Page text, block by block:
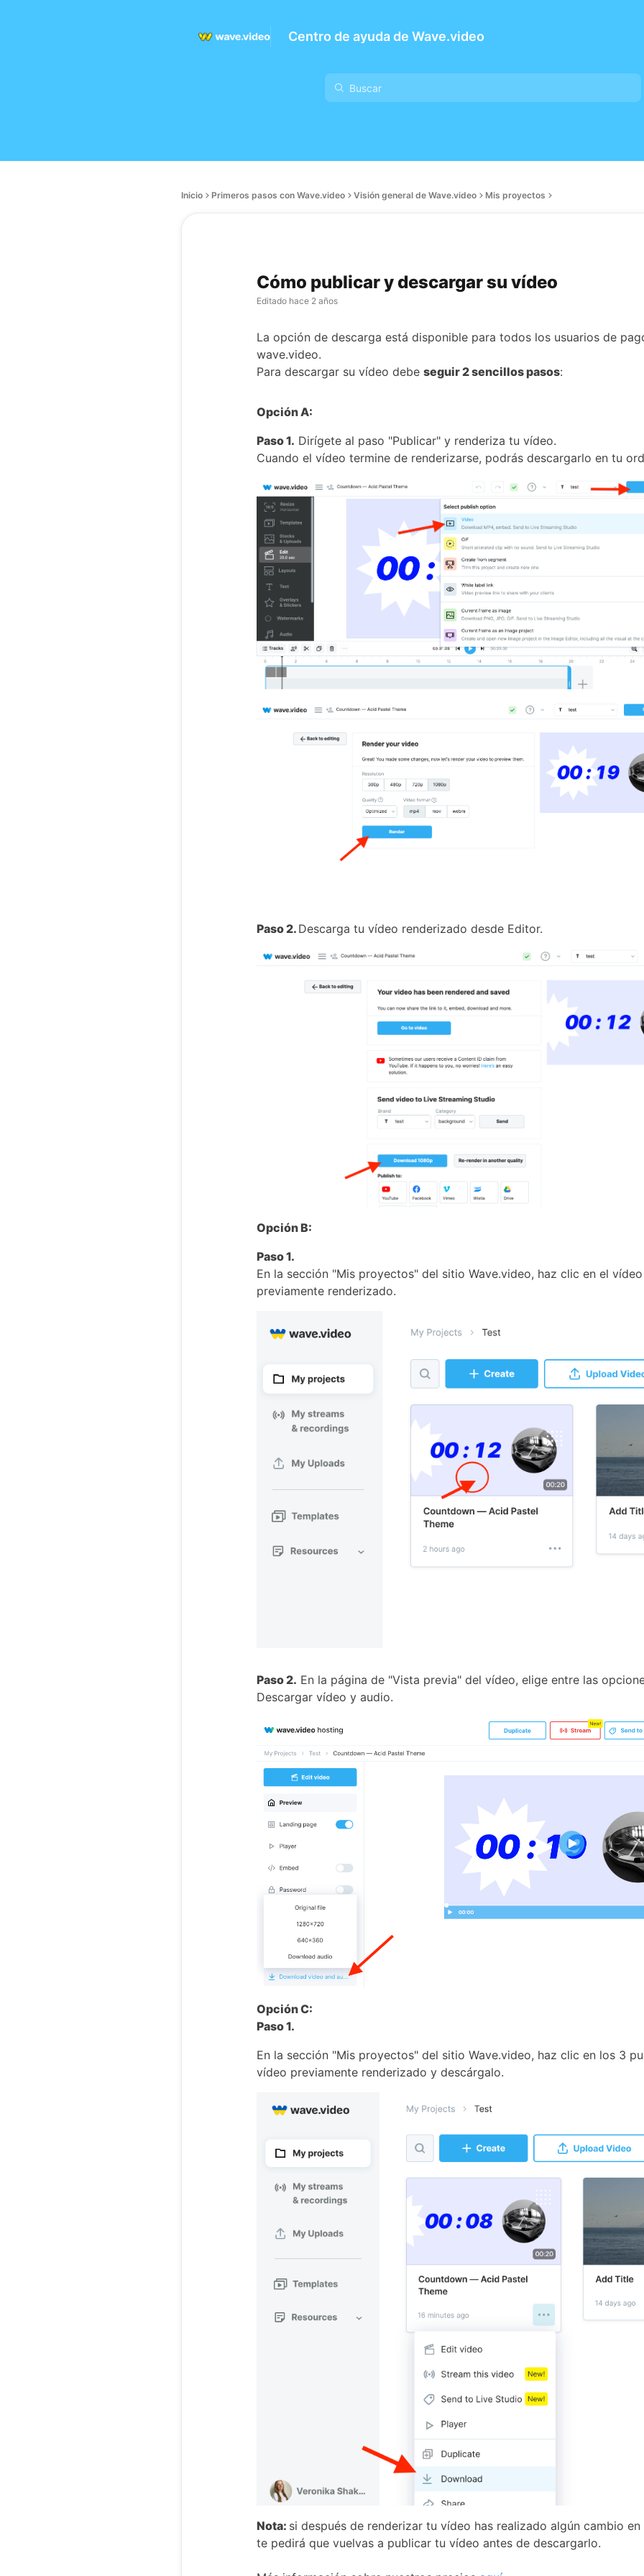
Centro de ayuda de Wave.video
Inicio Primeros pasos con Wave.video Visión general de Wave.video Mis proyectos
Cómo publicar y descargar su vídeo
Editado hace 2 años
La opción de descarga está disponible para todos los usuarios de
wave.video.
Para descargar su vídeo debe seguir 2 sencillos pasos:
Opción A:
Paso 1. Dirígete al paso "Publicar" y renderiza tu vídeo.
Cuando el vídeo termine de renderizarse, podrás descargarlo en tu
Paso 2. Descarga tu vídeo renderizado desde Editor.
Opción B:
Paso 1.
En la sección "Mis proyectos" del sitio Wave.video, haz clic en el vídeo
previamente renderizado.
Paso 2. En la página de "Vista previa" del vídeo, elige entre las
Descargar vídeo y audio.
Opción C:
Paso 1.
En la sección "Mis proyectos" del sitio Wave.video, haz clic en los 3
vídeo previamente renderizado y descárgalo.
Nota: si después de renderizar tu vídeo has realizado algún cambio en
te pedirá que vuelvas a publicar tu vídeo antes de descargarlo.